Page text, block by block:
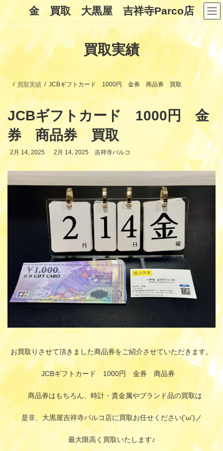
ン
キ
ッ
ー
に
移
金 買取 大黒屋 吉祥寺Parco店
買取実績
買取実績 JCBギフトカード 1000円 金券 商品券 買取
JCBギフトカード 1000円 金
券 商品券 買取
2月 14, 2025
最
日
:
2月 14, 2025 吉祥寺パルコ
お買取りさせて頂きました商品券をご紹介させていただきます。
JCBギフトカード 1000円 金券 商品券
商品券はもちろん、時計・貴金属やブランド品の買取は
是非、大黒屋吉祥寺パルコ店に買取お任せください('ω')ノ
最大限高く買取いたします♪